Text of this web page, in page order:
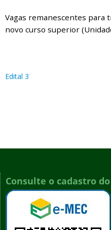
Vagas remanescentes para
novo curso superior
Edital 3
Consulte o cadastro